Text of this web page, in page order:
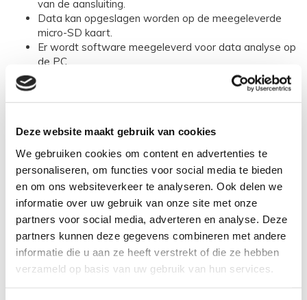
Deze website maakt gebruik van cookies
We gebruiken cookies om content en advertenties te
personaliseren, om functies voor social media te bieden
en om ons websiteverkeer te analyseren. Ook delen we
informatie over uw gebruik van onze site met onze
partners voor social media, adverteren en analyse. Deze
partners kunnen deze gegevens combineren met andere
informatie die u aan ze heeft verstrekt of die ze hebben
verzameld op basis van uw gebruik van hun services.
van de aansluiting.
Data kan opgeslagen worden op de meegeleverde
micro-SD kaart.
Er wordt software meegeleverd voor data analyse op
de PC.
Met dit toestel kunt een veelheid aan metingen doen.
Waar u voorheen 2 toestellen nodig had, doet u dat
nu met 1 toestel.
Nanovip3